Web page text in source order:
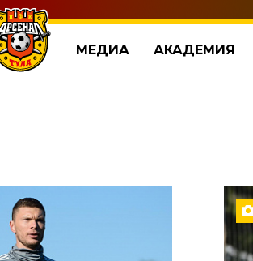
МЕДИА АКАДЕМИЯ